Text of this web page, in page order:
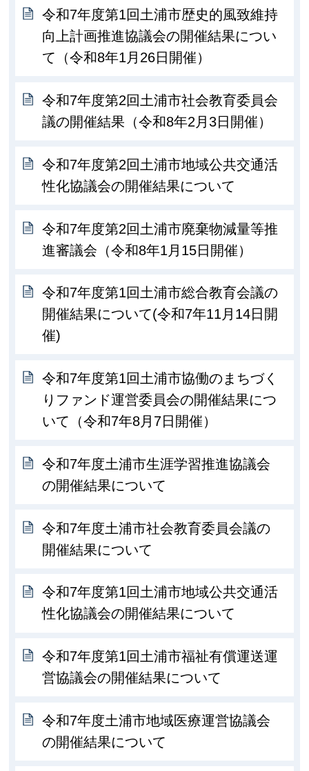
令和7年度第1回土浦市歴史的風致維持
向上計画推進協議会の開催結果につい
て（令和8年1月26日開催）
令和7年度第2回土浦市社会教育委員会
議の開催結果（令和8年2月3日開催）
令和7年度第2回土浦市地域公共交通活
性化協議会の開催結果について
令和7年度第2回土浦市廃棄物減量等推
進審議会（令和8年1月15日開催）
令和7年度第1回土浦市総合教育会議の
開催結果について(令和7年11月14日開
催)
令和7年度第1回土浦市協働のまちづく
りファンド運営委員会の開催結果につ
いて（令和7年8月7日開催）
令和7年度土浦市生涯学習推進協議会
の開催結果について
令和7年度土浦市社会教育委員会議の
開催結果について
令和7年度第1回土浦市地域公共交通活
性化協議会の開催結果について
令和7年度第1回土浦市福祉有償運送運
営協議会の開催結果について
令和7年度土浦市地域医療運営協議会
の開催結果について